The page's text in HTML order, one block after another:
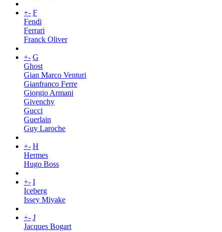
+- F
Fendi
Ferrari
Franck Oliver
+- G
Ghost
Gian Marco Venturi
Gianfranco Ferre
Giorgio Armani
Givenchy
Gucci
Guerlain
Guy Laroche
+- H
Hermes
Hugo Boss
+- I
Iceberg
Issey Miyake
+- J
Jacques Bogart